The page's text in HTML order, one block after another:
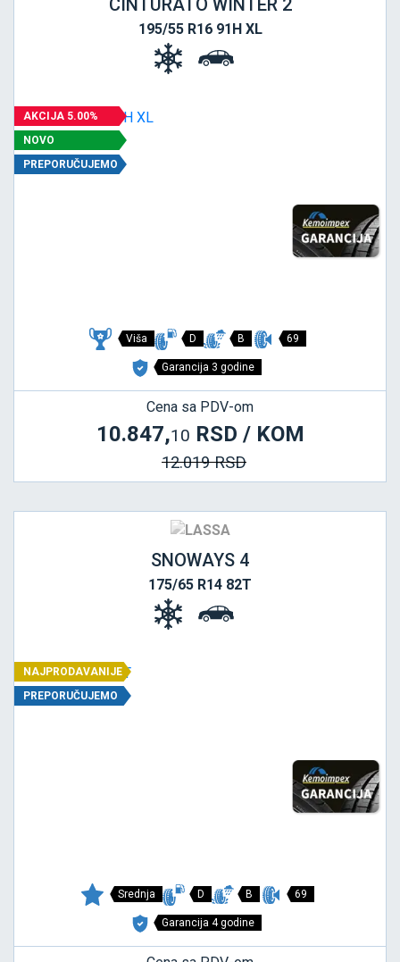
CINTURATO WINTER 2
195/55 R16 91H XL
AKCIJA 5.00%
NOVO
PREPORUČUJEMO
Viša D B 69
Garancija 3 godine
Cena sa PDV-om
10.847,10 RSD / KOM
12.019 RSD
SNOWAYS 4
175/65 R14 82T
NAJPRODAVANIJE
PREPORUČUJEMO
Srednja D B 69
Garancija 4 godine